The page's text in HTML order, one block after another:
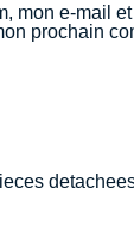
mon e-mail
prochain